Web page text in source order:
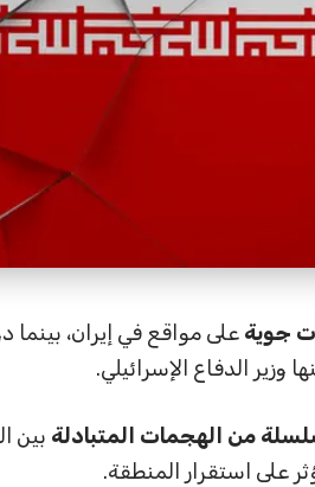
جوية على مواقع في إيران، بينما
وزير الدفاع الإسرائيلي.
من الهجمات المتبادلة بين
على استقرار المنطقة.